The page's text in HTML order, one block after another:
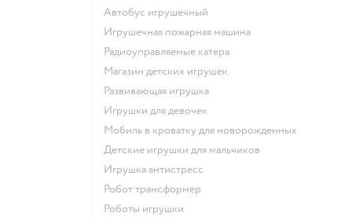
Автобус игрушечный
Игрушечная пожарная машина
Радиоуправляемые катера
Магазин детских игрушек
Развивающая игрушка
Игрушки для девочек
Мобиль в кроватку для новорожденных
Детские игрушки для мальчиков
Игрушка антистресс
Робот трансформер
Роботы игрушки